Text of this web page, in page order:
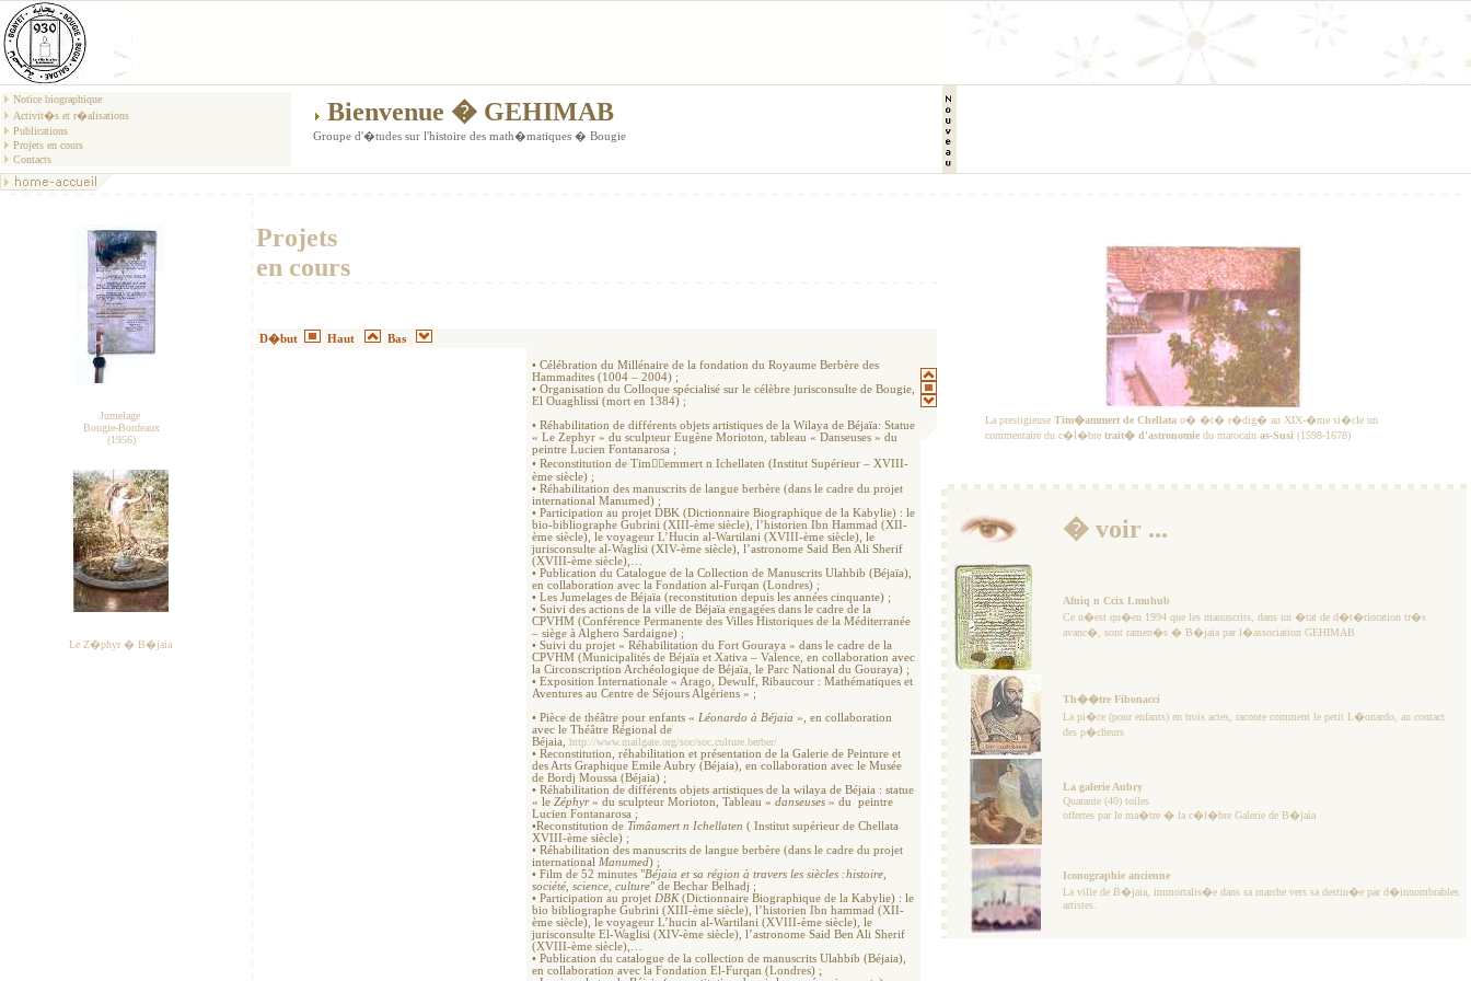
Notice biographique
Activit�s et r�alisations
Publications
Projets en cours
Contacts
Bienvenue � GEHIMAB
Groupe d'�tudes sur l'histoire des math�matiques � Bougie
Jumelage
Bougie-Bordeaux
(1956)
Le Z�phyr � B�jaia
Projets
en cours
D�but Haut Bas
La prestigieuse Tim�ammert de Chellata o� �t� r�dig� au XIX-�me si�cle un
commentaire du c�l�bre trait� d'astronomie du marocain as-Susi (1598-1678)
� voir ...
Afniq n Ccix Lmuhub
Ce n�est qu�en 1994 que les manuscrits, dans un �tat de d�t�rioration tr�s
avanc�, sont ramen�s � B�jaia par l�association GEHIMAB
Th��tre Fibonacci
La pi�ce (pour enfants) en trois actes, raconte comment le petit L�onardo, au contact
des p�cheurs
La galerie Aubry
Quarante (40) toiles
offertes par le ma�tre � la c�l�bre Galerie de B�jaia
Iconographie ancienne
La ville de B�jaia, immortalis�e dans sa marche vers sa destin�e par d�innombrables
artistes.